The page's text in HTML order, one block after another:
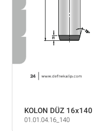
KOLON DÜZ 16x140
01.01.04.16_140